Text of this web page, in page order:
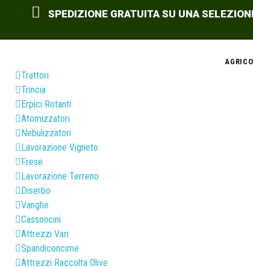
SPEDIZIONE GRATUITA SU UNA
Trattori
Trincia
Erpici Rotanti
Atomizzatori
Nebulizzatori
Lavorazione Vigneto
Frese
Lavorazione Terreno
Diserbo
Vanghe
Cassoncini
Attrezzi Vari
Spandiconcime
Attrezzi Raccolta Olive